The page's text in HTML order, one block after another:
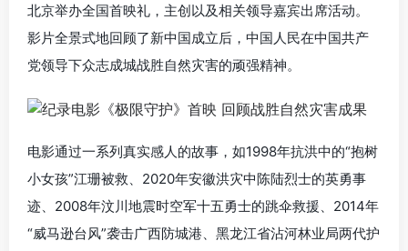
北京举办全国首映礼，主创以及相关领导嘉宾出席活动。
影片全景式地回顾了新中国成立后，中国人民在中国共产
党领导下众志成城战胜自然灾害的顽强精神。
电影通过一系列真实感人的故事，如1998年抗洪中的“抱树
小女孩”江珊被救、2020年安徽洪灾中陈陆烈士的英勇事
迹、2008年汶川地震时空军十五勇士的跳伞救援、2014年
“威马逊台风”袭击广西防城港、黑龙江省沾河林业局两代护